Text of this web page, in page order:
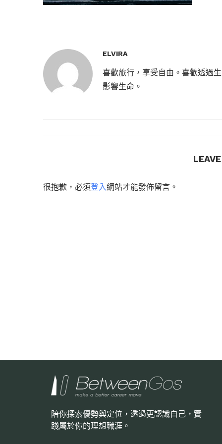
ELVIRA
喜歡旅行，享受自由。喜歡透過
影響生命。
很抱歉，必須登入網站才能發佈留言。
陪你探索優勢與定位，透過更認識自己，實
踐屬於你的理想職涯。